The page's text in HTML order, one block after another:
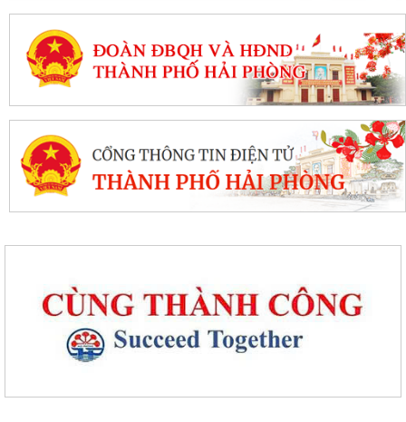
Thanh thiếu niên, nhi đồng phường Tân Hưng sôi nổi tranh tài trên